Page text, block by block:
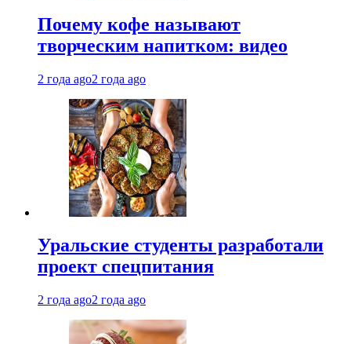
Почему кофе называют
творческим напитком: видео
2 года ago2 года ago
Уральские студенты разработали
проект спецпитания
2 года ago2 года ago